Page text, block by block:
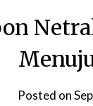
Posted on